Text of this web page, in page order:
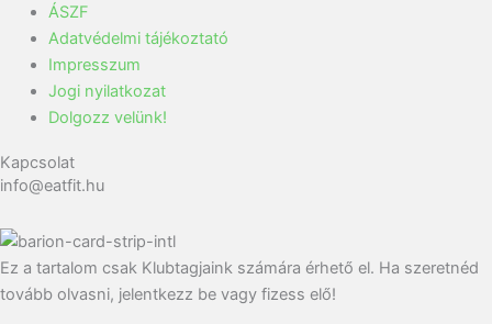
ÁSZF
Adatvédelmi tájékoztató
Impresszum
Jogi nyilatkozat
Dolgozz velünk!
Kapcsolat
info@eatfit.hu
Ez a tartalom csak Klubtagjaink számára érhető el. Ha szeretnéd
tovább olvasni, jelentkezz be vagy fizess elő!